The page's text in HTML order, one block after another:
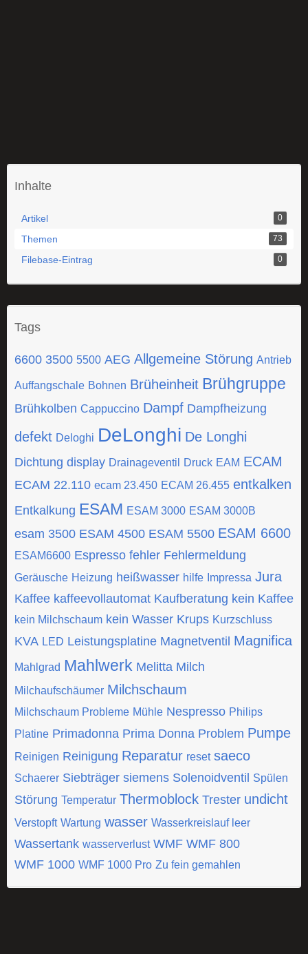
Inhalte
Artikel 0
Themen 73
Filebase-Eintrag 0
Tags
6600 3500 5500 AEG Allgemeine Störung Antrieb
Auffangschale Bohnen Brüheinheit Brühgruppe
Brühkolben Cappuccino Dampf Dampfheizung
defekt Deloghi DeLonghi De Longhi
Dichtung display Drainageventil Druck EAM ECAM
ECAM 22.110 ecam 23.450 ECAM 26.455 entkalken
Entkalkung ESAM ESAM 3000 ESAM 3000B
esam 3500 ESAM 4500 ESAM 5500 ESAM 6600
ESAM6600 Espresso fehler Fehlermeldung
Geräusche Heizung heißwasser hilfe Impressa Jura
Kaffee kaffeevollautomat Kaufberatung kein Kaffee
kein Milchschaum kein Wasser Krups Kurzschluss
KVA LED Leistungsplatine Magnetventil Magnifica
Mahlgrad Mahlwerk Melitta Milch
Milchaufschäumer Milchschaum
Milchschaum Probleme Mühle Nespresso Philips
Platine Primadonna Prima Donna Problem Pumpe
Reinigen Reinigung Reparatur reset saeco
Schaerer Siebträger siemens Solenoidventil Spülen
Störung Temperatur Thermoblock Trester undicht
Verstopft Wartung wasser Wasserkreislauf leer
Wassertank wasserverlust WMF WMF 800
WMF 1000 WMF 1000 Pro Zu fein gemahlen